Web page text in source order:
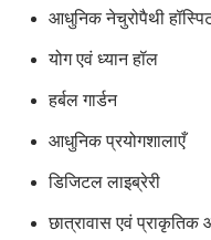
आधुनिक नेचुरोपैथी
योग एवं ध्यान हॉल
हर्बल गार्डन
आधुनिक प्रयोगशालाएँ
डिजिटल लाइब्रेरी
छात्रावास एवं प्राकृतिक